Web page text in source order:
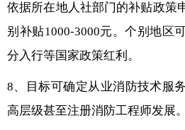
依据所在地人社部门的补贴政策
别补贴1000-3000元。个别地区
分入行等国家政策红利。
8、目标可确定从业消防技术服
高层级甚至注册消防工程师发展。